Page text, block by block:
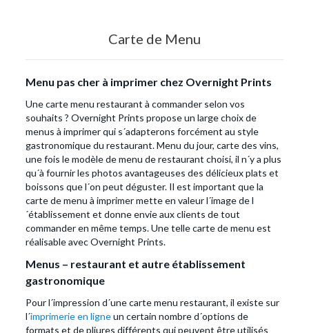
Carte de Menu
Menu pas cher à imprimer chez Overnight Prints
Une carte menu restaurant à commander selon vos
souhaits ? Overnight Prints propose un large choix de
menus à imprimer qui s´adapterons forcément au style
gastronomique du restaurant. Menu du jour, carte des vins,
une fois le modèle de menu de restaurant choisi, il n´y a plus
qu´à fournir les photos avantageuses des délicieux plats et
boissons que l´on peut déguster. Il est important que la
carte de menu à imprimer mette en valeur l´image de l
´établissement et donne envie aux clients de tout
commander en même temps. Une telle carte de menu est
réalisable avec Overnight Prints.
Menus – restaurant et autre établissement
gastronomique
Pour l´impression d´une carte menu restaurant, il existe sur
l´imprimerie en ligneun certain nombre d´options de
formats et de pliures différents qui peuvent être utilisés